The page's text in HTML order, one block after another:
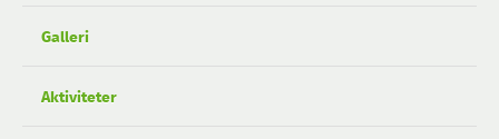
Galleri
Aktiviteter